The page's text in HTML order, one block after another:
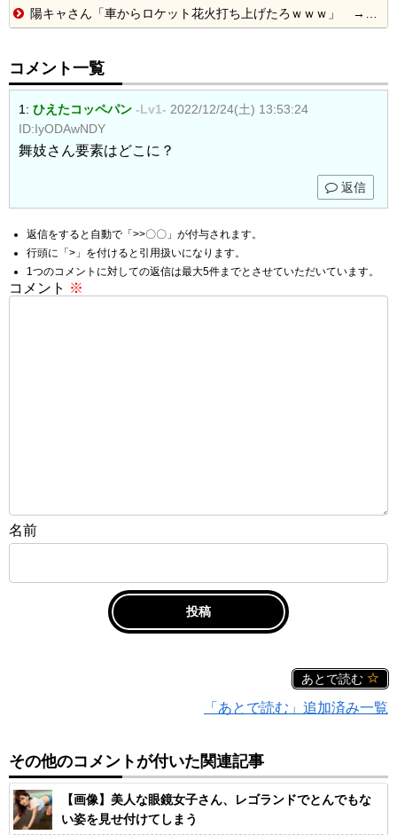
陽キャさん「車からロケット花火打ち上げたろｗｗｗ」 → サンルーフが閉まっていて無事車内に発射
コメント一覧
1: ひえたコッペパン -Lv1- 2022/12/24(土) 13:53:24
ID:IyODAwNDY
舞妓さん要素はどこに？
返信
返信をすると自動で「>>〇〇」が付与されます。
行頭に「>」を付けると引用扱いになります。
1つのコメントに対しての返信は最大5件までとさせていただいています。
コメント ※
名前
あとで読む
「あとで読む」追加済み一覧
その他のコメントが付いた関連記事
【画像】美人な眼鏡女子さん、レゴランドでとんでもな
い姿を見せ付けてしまう